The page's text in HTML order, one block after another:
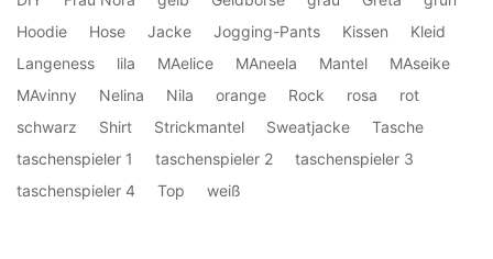
Hoodie
Hose Jacke Jogging-Pants Kissen
Kleid
Langeness
lila MAelice MAneela Mantel
MAseike
MAvinny
Nelina Nila orange Rock rosa
rot
schwarz
Shirt Strickmantel Sweatjacke
Tasche
taschenspieler 1
taschenspieler 2
taschenspieler 3
taschenspieler 4
Top weiß